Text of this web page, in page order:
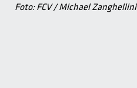
Foto: FCV / Michael Zanghellini